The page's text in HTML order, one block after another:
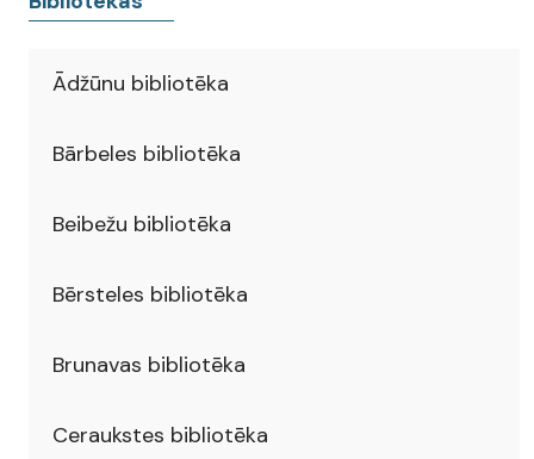
Ādžūnu bibliotēka
Bārbeles bibliotēka
Beibežu bibliotēka
Bērsteles bibliotēka
Brunavas bibliotēka
Ceraukstes bibliotēka